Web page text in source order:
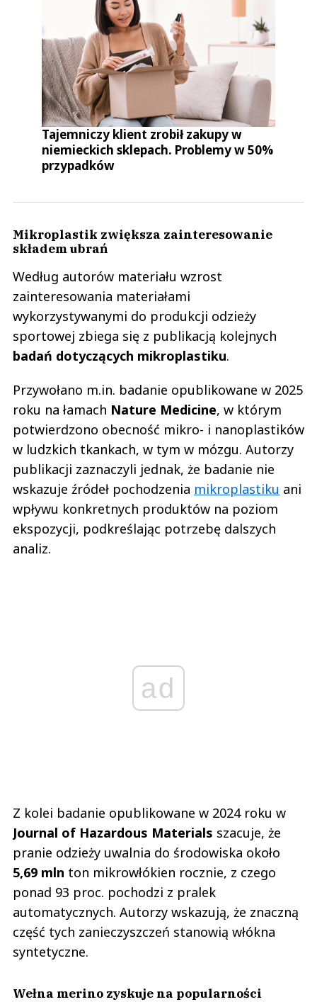
Tajemniczy klient zrobił zakupy w
niemieckich sklepach. Problemy w 50%
przypadków
Mikroplastik zwiększa zainteresowanie
składem ubrań
Według autorów materiału wzrost
zainteresowania materiałami
wykorzystywanymi do produkcji odzieży
sportowej zbiega się z publikacją kolejnych
badań dotyczących mikroplastiku.
Przywołano m.in. badanie opublikowane w 2025
roku na łamach Nature Medicine, w którym
potwierdzono obecność mikro- i nanoplastików
w ludzkich tkankach, w tym w mózgu. Autorzy
publikacji zaznaczyli jednak, że badanie nie
wskazuje źródeł pochodzenia mikroplastiku ani
wpływu konkretnych produktów na poziom
ekspozycji, podkreślając potrzebę dalszych
analiz.
ad
Z kolei badanie opublikowane w 2024 roku w
Journal of Hazardous Materials szacuje, że
pranie odzieży uwalnia do środowiska około
5,69 mln ton mikrowłókien rocznie, z czego
ponad 93 proc. pochodzi z pralek
automatycznych. Autorzy wskazują, że znaczną
część tych zanieczyszczeń stanowią włókna
syntetyczne.
Wełna merino zyskuje na popularności